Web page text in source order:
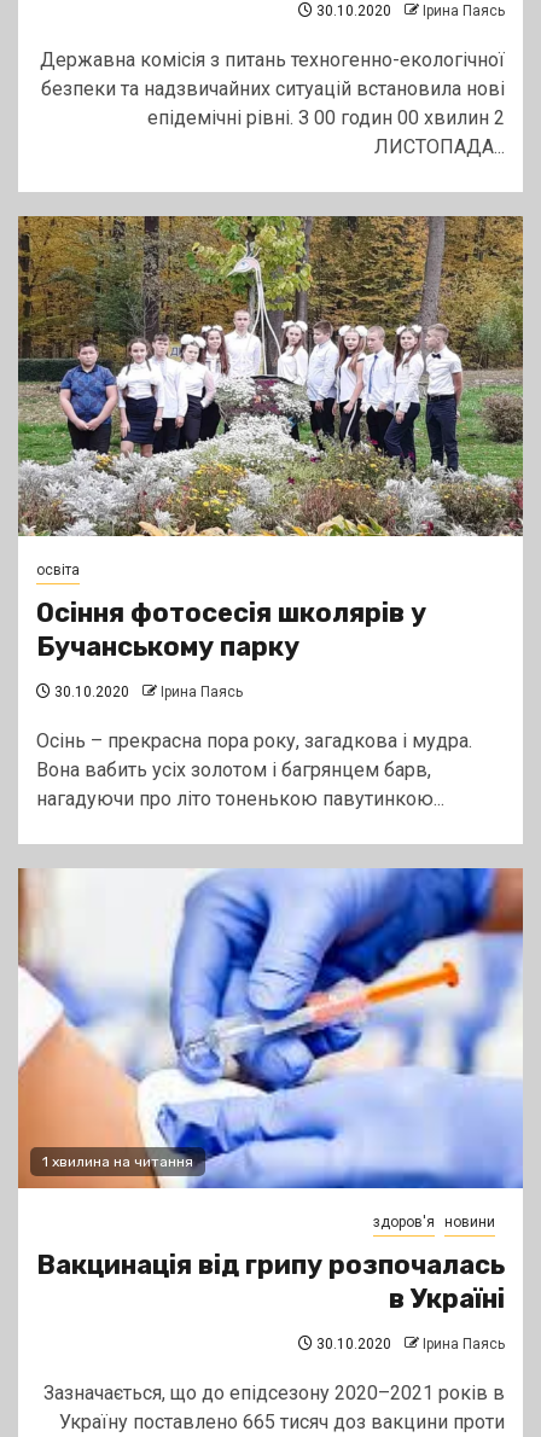
30.10.2020 Ірина Паясь
Державна комісія з питань техногенно-екологічної
безпеки та надзвичайних ситуацій встановила нові
епідемічні рівні. З 00 годин 00 хвилин 2
ЛИСТОПАДА...
освіта
Осіння фотосесія школярів у
Бучанському парку
30.10.2020 Ірина Паясь
Осінь – прекрасна пора року, загадкова і мудра.
Вона вабить усіх золотом і багрянцем барв,
нагадуючи про літо тоненькою павутинкою...
1 хвилина на читання
здоров'я новини
Вакцинація від грипу розпочалась
в Україні
30.10.2020 Ірина Паясь
Зазначається, що до епідсезону 2020–2021 років в
Україну поставлено 665 тисяч доз вакцини проти